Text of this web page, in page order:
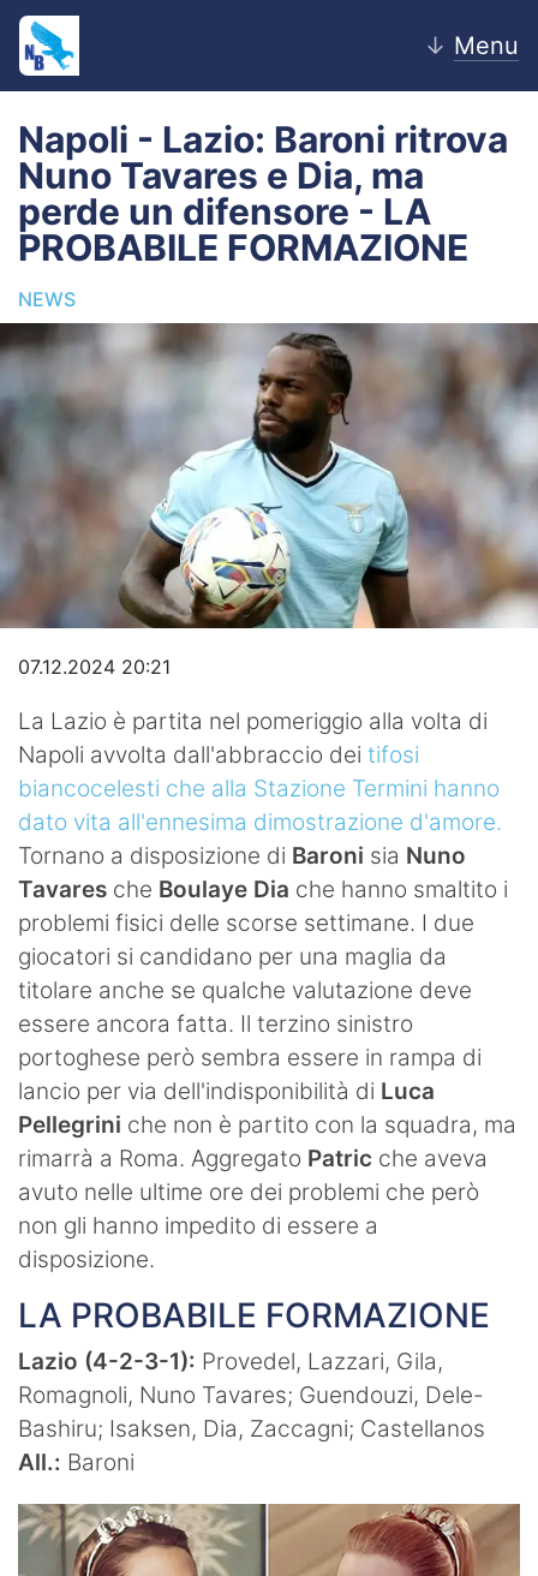
↓ Menu
Home
News
Editoriale
Pagelle
Settore Giovanile
Lazio Women
Calciomercato
Video
Napoli - Lazio: Baroni ritrova
Nuno Tavares e Dia, ma
perde un difensore - LA
PROBABILE FORMAZIONE
NEWS
07.12.2024 20:21
La Lazio è partita nel pomeriggio alla volta di
Napoli avvolta dall'abbraccio dei tifosi
biancocelesti che alla Stazione Termini hanno
dato vita all'ennesima dimostrazione d'amore.
Tornano a disposizione di Baroni sia Nuno
Tavares che Boulaye Dia che hanno smaltito i
problemi fisici delle scorse settimane. I due
giocatori si candidano per una maglia da
titolare anche se qualche valutazione deve
essere ancora fatta. Il terzino sinistro
portoghese però sembra essere in rampa di
lancio per via dell'indisponibilità di Luca
Pellegrini che non è partito con la squadra, ma
rimarrà a Roma. Aggregato Patric che aveva
avuto nelle ultime ore dei problemi che però
non gli hanno impedito di essere a
disposizione.
LA PROBABILE FORMAZIONE
Lazio (4-2-3-1): Provedel, Lazzari, Gila,
Romagnoli, Nuno Tavares; Guendouzi, Dele-
Bashiru; Isaksen, Dia, Zaccagni; Castellanos
All.: Baroni